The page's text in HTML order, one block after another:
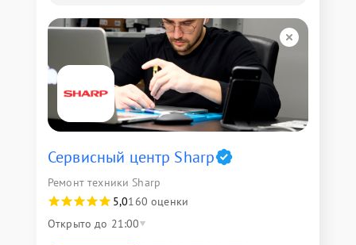
Сервисный центр Sharp
Ремонт техники Sharp
5,0160 оценки
Открыто до 21:00